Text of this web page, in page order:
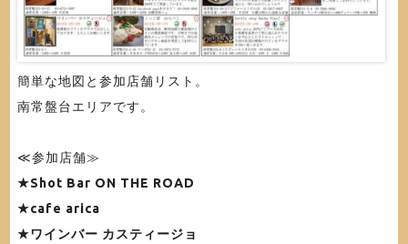
簡単な地図と参加店舗リスト。
南常盤台エリアです。
≪参加店舗≫
★Shot Bar ON THE ROAD
★cafe arica
★ワインバー カスティージョ